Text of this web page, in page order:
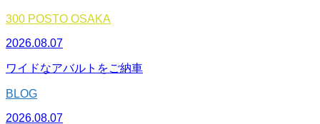
300 POSTO OSAKA
2026.08.07
ワイドなアバルトをご納車
BLOG
2026.08.07